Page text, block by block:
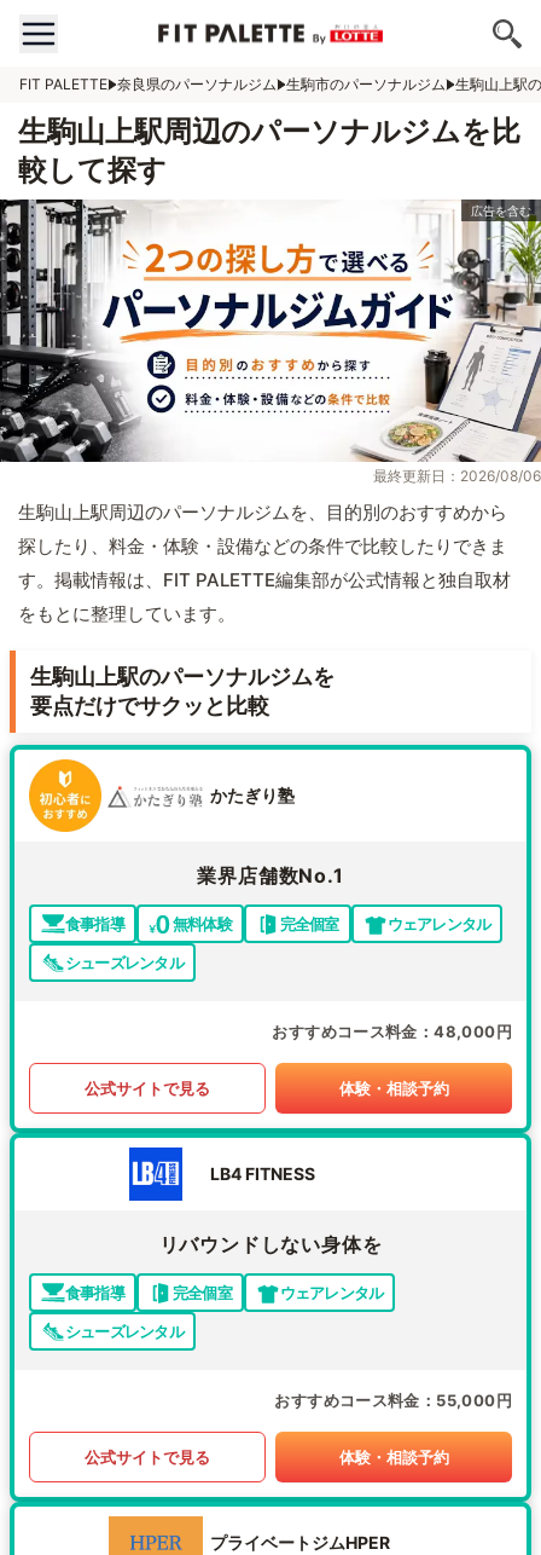
FIT PALETTE 奈良県のパーソナルジム 生駒市のパーソナルジム 生駒山上駅
生駒山上駅周辺のパーソナルジムを比
較して探す
最終更新日：2026/08/06
生駒山上駅周辺のパーソナルジムを、目的別のおすすめから
探したり、料金・体験・設備などの条件で比較したりできま
す。掲載情報は、FIT PALETTE編集部が公式情報と独自取材
をもとに整理しています。
生駒山上駅のパーソナルジムを
要点だけでサクッと比較
かたぎり塾
業界店舗数No.1
食事指導 無料体験 完全個室
ウェアレンタル
シューズレンタル
おすすめコース料金 48,000円
公式サイトで見る 体験・相談予約
LB4 FITNESS
リバウンドしない身体を
食事指導 完全個室
ウェアレンタル
シューズレンタル
おすすめコース料金 55,000円
公式サイトで見る 体験・相談予約
プライベートジムHPER